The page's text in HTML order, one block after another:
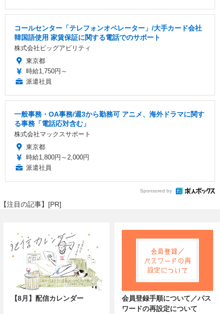
コールセンター「テレフォンオペレーター」/大手カード会社
韓国語使用 家賃保証に関する電話でのサポート
株式会社ビッグアビリティ
東京都
時給1,750円～
派遣社員
一般事務・OA事務/週3から勤務可 アニメ、海外ドラマに関す
る事務「電話応対含む」
株式会社マックスサポート
東京都
時給1,800円～2,000円
派遣社員
Sponsored by
【注目の記事】[PR]
【8月】配信カレンダー
会員登録手順について／パス
ワードの再設定について